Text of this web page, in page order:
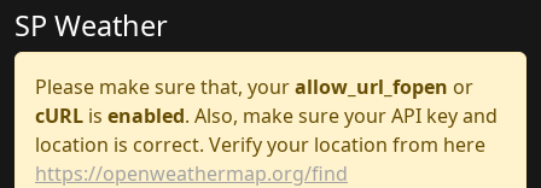
SP Weather
Please make sure that, yourallow_url_fopen or
cURL is enabled. Also, make sure your API key and
location is correct. Verify your location from here
https://openweathermap.org/find